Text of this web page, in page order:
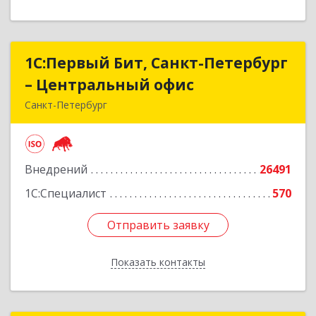
1С:Первый Бит, Санкт-Петербург
– Центральный офис
Санкт-Петербург
Внедрений
26491
1С:Специалист
570
Отправить заявку
Показать контакты
1С:Первый Бит, Санкт-Петербург
– Центральный офис
Отправить заявку
Назад